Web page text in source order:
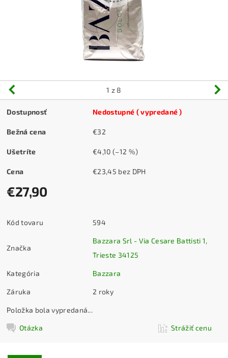
1 z 8
Dostupnosť Nedostupné ( vypredané )
Bežná cena €32
Ušetríte €4,10(–12 %)
Cena €23,45 bez DPH
€27,90
Kód tovaru 594
Značka
Bazzara Srl - Via Cesare Battisti 1,
Trieste 34125
Kategória Bazzara
Záruka 2 roky
Položka bola vypredaná...
Otázka Strážiť cenu